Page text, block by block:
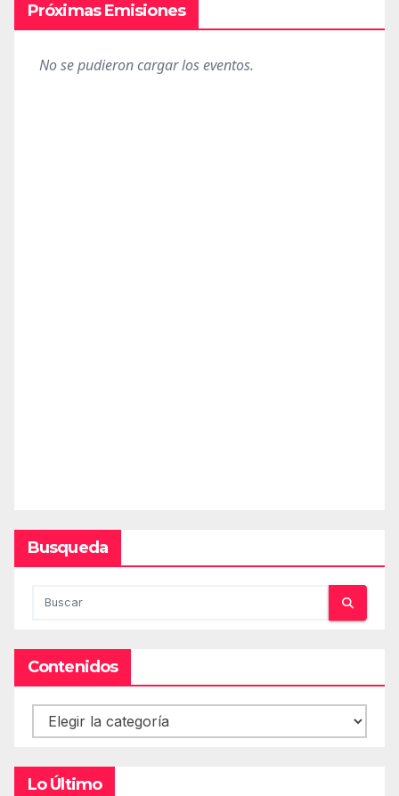
Próximas Emisiones
Busqueda
Contenidos
Contenidos
Lo Último